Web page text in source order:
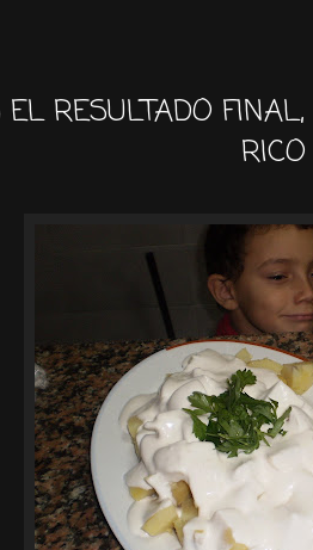
EL RESULTADO
RICO